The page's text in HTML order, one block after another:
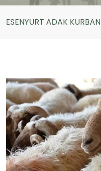
ESENYURT ADAK KURBAN